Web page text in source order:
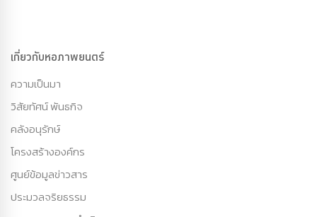
เกี่ยวกับหอภาพยนตร์
ความเป็นมา
วิสัยทัศน์ พันธกิจ
คลังอนุรักษ์
โครงสร้างองค์กร
ศูนย์ข้อมูลข่าวสาร
ประมวลจริยธรรม